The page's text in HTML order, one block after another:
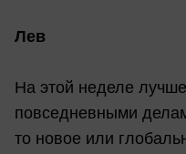
Лев
На этой неделе
повседневными
то новое или